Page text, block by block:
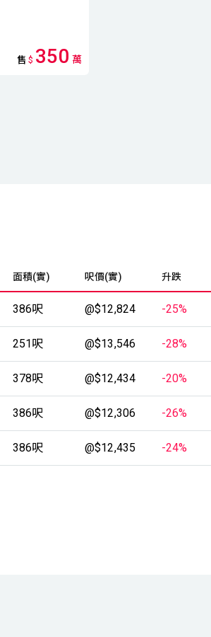
售 $ 350 萬
面積(實) 呎價(實) 升跌
386呎 @$12,824 -25%
251呎 @$13,546 -28%
378呎 @$12,434 -20%
386呎 @$12,306 -26%
386呎 @$12,435 -24%